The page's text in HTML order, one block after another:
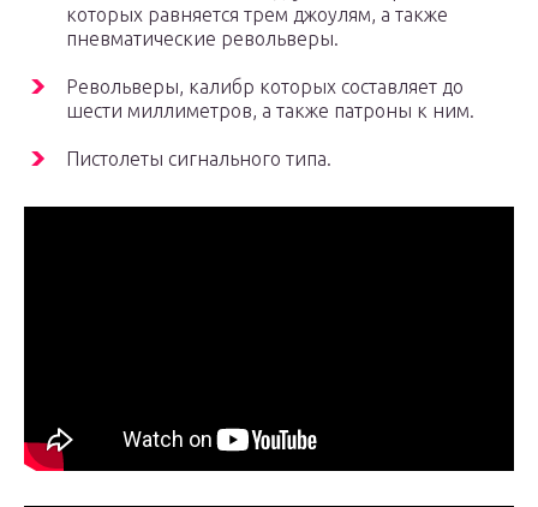
которых равняется трем джоулям, а также
пневматические револьверы.
Револьверы, калибр которых составляет до
шести миллиметров, а также патроны к ним.
Пистолеты сигнального типа.